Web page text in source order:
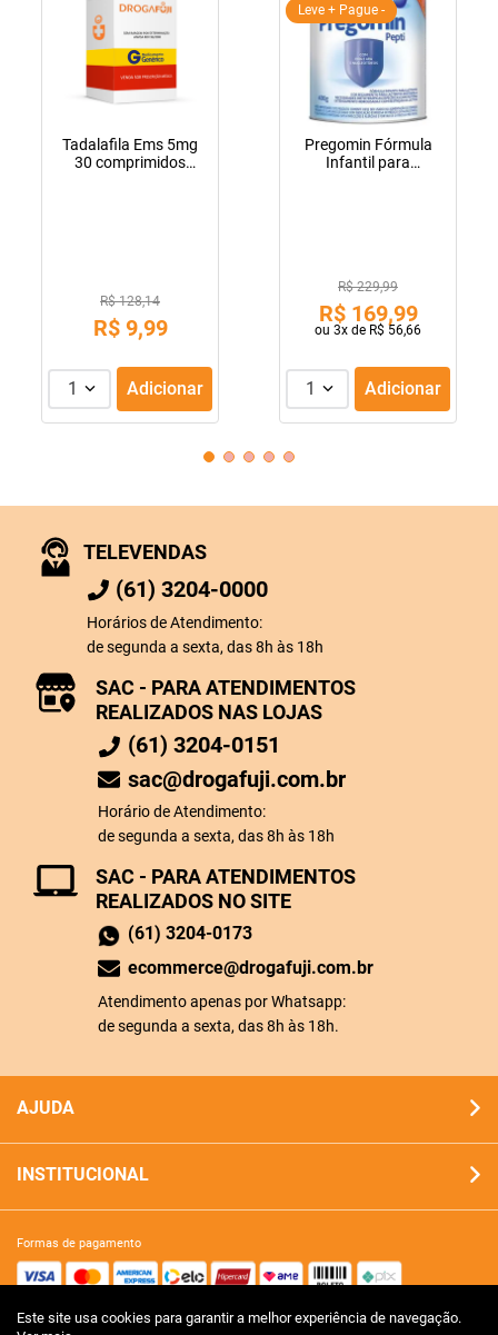
Este site usa cookies para garantir a melhor experiência de navegação.
Tadalafila Ems 5mg
30 comprimidos
R$ 128,14
R$ 9,99
1 Adicionar
Leve + Pague -
Pregomin Fórmula
Infantil para
R$ 229,99
R$ 169,99
ou 3x de R$ 56,66
1 Adicionar
TELEVENDAS
(61) 3204-0000
Horários de Atendimento:
de segunda a sexta, das 8h às 18h
SAC - PARA ATENDIMENTOS
REALIZADOS NO SITE
(61) 3204-0173
ecommerce@drogafuji.com.br
Atendimento apenas por Whatsapp:
de segunda a sexta, das 8h às 18h.
SAC - PARA ATENDIMENTOS
REALIZADOS NAS LOJAS
(61) 3204-0151
sac@drogafuji.com.br
Horário de Atendimento:
de segunda a sexta, das 8h às 18h
AJUDA
INSTITUCIONAL
formas de pagamento
site 100% seguro